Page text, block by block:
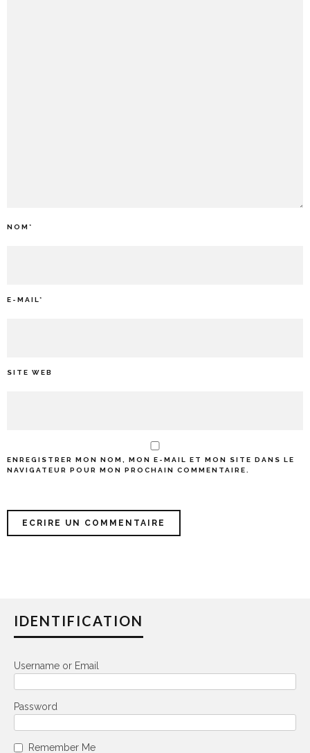
NOM *
E-MAIL*
SITE WEB
ENREGISTRER MON NOM, MON E-MAIL ET MON SITE DANS LE
NAVIGATEUR POUR MON PROCHAIN COMMENTAIRE.
IDENTIFICATION
Username or Email
Password
Remember Me